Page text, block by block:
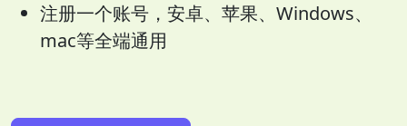
注册一个账号，安卓、苹果、Windows、
mac等全端通用